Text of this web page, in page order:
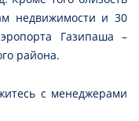
недвижимости и 30
Газипаша –
района.
с менеджерами